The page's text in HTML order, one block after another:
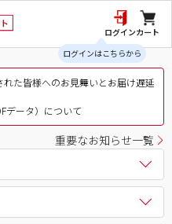
ログイン
ログインはこちらから
カート
た皆様へのお見舞いとお届け遅延
データ）について
重要なお知らせ一覧